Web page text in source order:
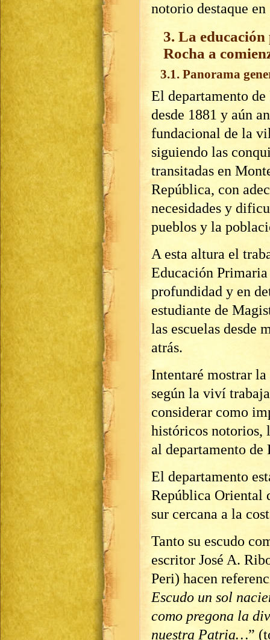
notorio destaque
3. La
Rocha a
3.1. Panorama
El departamento
desde 1881 y aún
fundacional de la
siguiendo las
transitadas en
República, con
necesidades y
pueblos y la
A esta altura el
Educación
profundidad y en
estudiante de
las escuelas desde
atrás.
Intentaré mostrar
según la viví
considerar como
históricos notorios,
al departamento de
El departamento
República Oriental
sur cercana a la
Tanto su escudo
escritor José A.
Peri) hacen
Escudo un sol
como pregona la
nuestra Patria…”